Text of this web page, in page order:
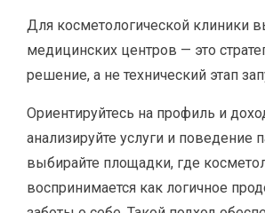
Для косметологической клиники
медицинских центров — это
решение, а не технический этап
Ориентируйтесь на профиль и
анализируйте услуги и поведение
выбирайте площадки, где
воспринимается как логичное